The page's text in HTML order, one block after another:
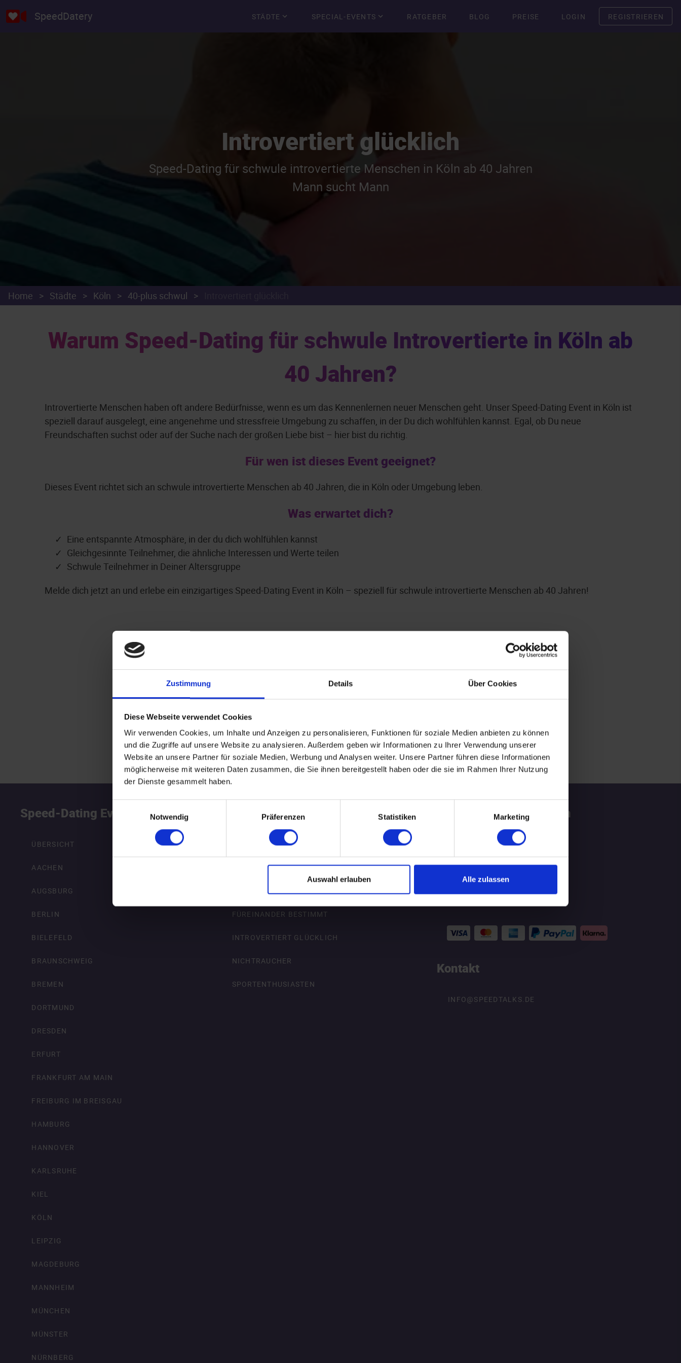
Zustimmung Details Über Cookies
Diese Webseite verwendet Cookies
Wir verwenden Cookies, um Inhalte und Anzeigen zu personalisieren, Funktionen für soziale Medien anbieten zu können
und die Zugriffe auf unsere Website zu analysieren. Außerdem geben wir Informationen zu Ihrer Verwendung unserer
Website an unsere Partner für soziale Medien, Werbung und Analysen weiter. Unsere Partner führen diese Informationen
möglicherweise mit weiteren Daten zusammen, die Sie ihnen bereitgestellt haben oder die sie im Rahmen Ihrer Nutzung
der Dienste gesammelt haben.
Notwendig
Präferenzen Statistiken Marketing
Auswahl erlauben Alle zulassen
SpeedDatery STÄDTE SPECIAL-EVENTS RATGEBER BLOG PREISE LOGIN REGISTRIEREN
Introvertiert glücklich
Speed-Dating für schwule introvertierte Menschen in Köln ab 40 Jahren
Mann sucht Mann
Home > Städte > Köln > 40-plus schwul >
Warum Speed-Dating für schwule Introvertierte in Köln ab
40 Jahren?
Introvertierte Menschen haben oft andere Bedürfnisse, wenn es um das Kennenlernen neuer Menschen geht. Unser Speed-Dating Event in Köln ist
speziell darauf ausgelegt, eine angenehme und stressfreie Umgebung zu schaffen, in der Du dich wohlfühlen kannst. Egal, ob Du neue
Freundschaften suchst oder auf der Suche nach der großen Liebe bist – hier bist du richtig.
Für wen ist dieses Event geeignet?
Dieses Event richtet sich an schwule introvertierte Menschen ab 40 Jahren, die in Köln oder Umgebung leben.
Was erwartet dich?
Eine entspannte Atmosphäre, in der du dich wohlfühlen kannst
Gleichgesinnte Teilnehmer, die ähnliche Interessen und Werte teilen
Schwule Teilnehmer in Deiner Altersgruppe
Melde dich jetzt an und erlebe ein einzigartiges Speed-Dating Event in Köln – speziell für schwule introvertierte Menschen ab 40 Jahren!
WEITERE EVENTS IN KÖLN .
Speed-Dating Events
ÜBERSICHT
AACHEN
AUGSBURG
BERLIN
BIELEFELD
BRAUNSCHWEIG
BREMEN
DORTMUND
DRESDEN
ERFURT
FRANKFURT AM MAIN
FREIBURG IM BREISGAU
HAMBURG
HANNOVER
KARLSRUHE
KIEL
KÖLN
LEIPZIG
MAGDEBURG
MANNHEIM
MÜNCHEN
MÜNSTER
NÜRNBERG
Special-Events
ÜBERSICHT
AKADEMIKER
ALLEINERZIEHENDE SINGLES
FÜREINANDER BESTIMMT
INTROVERTIERT GLÜCKLICH
NICHTRAUCHER
SPORTENTHUSIASTEN
Nützliche Informationen
BLOG
Zahlungsmittel
Kontakt
INFO@SPEEDTALKS.DE